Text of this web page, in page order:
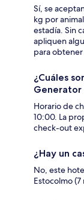
Sí, se
kg por
estadía. Sin
apliquen
para
¿Cuáles
Generator
Horario de
10:00. La
check-out
¿Hay un
No, este
Estocolmo